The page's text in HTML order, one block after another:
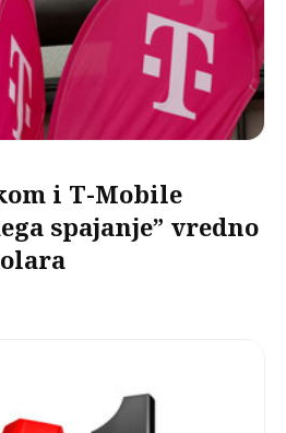
i T-Mobile
spajanje” vredno